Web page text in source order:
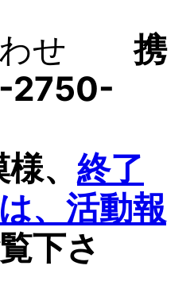
わせ携
2750-
、 終了
、活動報
下さ